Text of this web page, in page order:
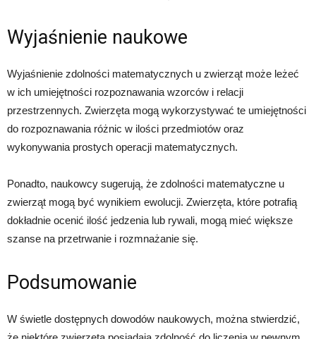
Wyjaśnienie naukowe
Wyjaśnienie zdolności matematycznych u zwierząt może leżeć
w ich umiejętności rozpoznawania wzorców i relacji
przestrzennych. Zwierzęta mogą wykorzystywać te umiejętności
do rozpoznawania różnic w ilości przedmiotów oraz
wykonywania prostych operacji matematycznych.
Ponadto, naukowcy sugerują, że zdolności matematyczne u
zwierząt mogą być wynikiem ewolucji. Zwierzęta, które potrafią
dokładnie ocenić ilość jedzenia lub rywali, mogą mieć większe
szanse na przetrwanie i rozmnażanie się.
Podsumowanie
W świetle dostępnych dowodów naukowych, można stwierdzić,